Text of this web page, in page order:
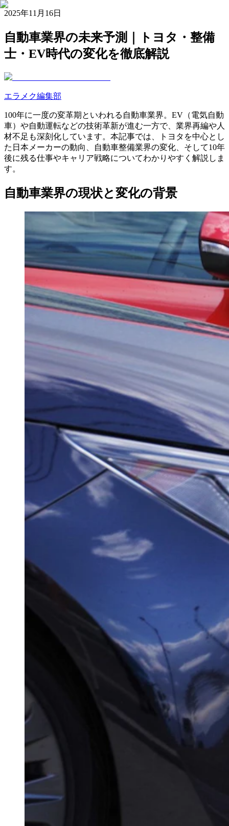
2025年11月16日
自動車業界の未来予測｜トヨタ・整備
士・EV時代の変化を徹底解説
エラメク編集部
100年に一度の変革期といわれる自動車業界。EV（電気自動
車）や自動運転などの技術革新が進む一方で、業界再編や人
材不足も深刻化しています。本記事では、トヨタを中心とし
た日本メーカーの動向、自動車整備業界の変化、そして10年
後に残る仕事やキャリア戦略についてわかりやすく解説しま
す。
自動車業界の現状と変化の背景